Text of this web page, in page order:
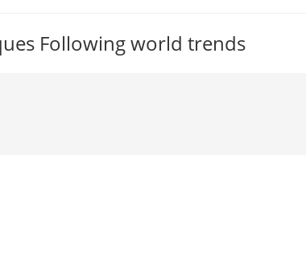
Following world trends